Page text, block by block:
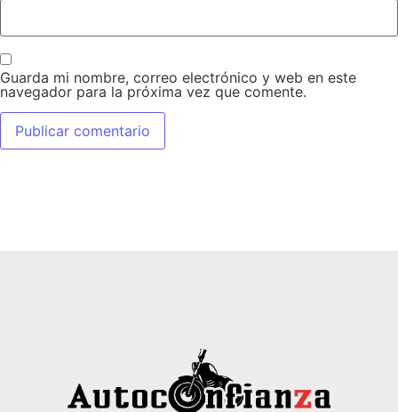
Guarda mi nombre, correo electrónico y web en este
navegador para la próxima vez que comente.